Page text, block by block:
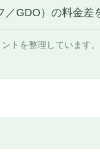
GDO）の料金差
トを整理しています。